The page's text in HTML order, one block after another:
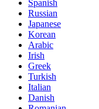
Spanish
Russian
Japanese
Korean
Arabic
Irish
Greek
Turkish
Italian
Danish